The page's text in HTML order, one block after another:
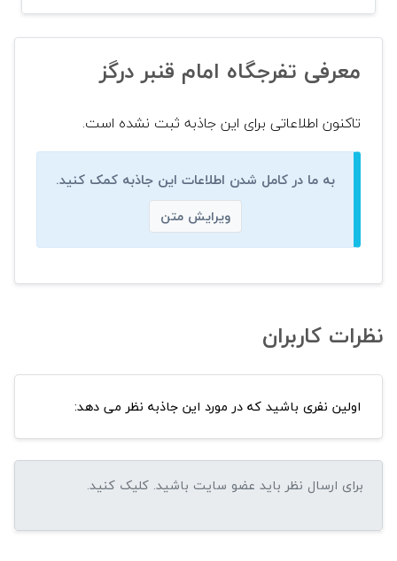
معرفی تفرجگاه امام قنبر درگز
تاکنون اطلاعاتی برای این جاذبه ثبت نشده است.
به ما در کامل شدن اطلاعات این جاذبه کمک کنید.
ویرایش متن
نظرات کاربران
اولین نفری باشید که در مورد این جاذبه نظر می دهد: